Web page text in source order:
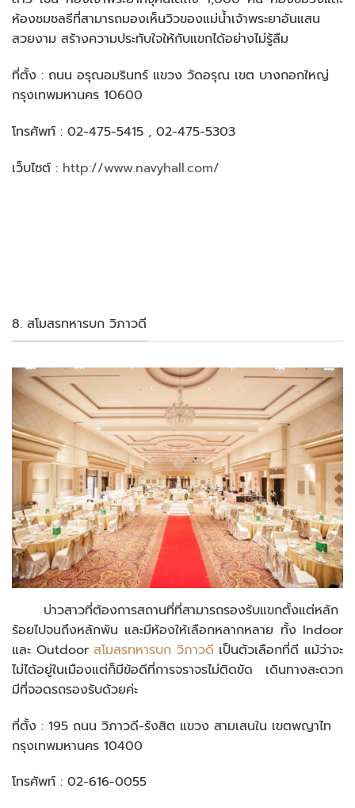
ห้องชมชลธีที่สามารถมองเห็นวิวของแม่น้ำเจ้าพระยาอันแสน
สวยงาม สร้างความประทับใจให้กับแขกได้อย่างไม่รู้ลืม
ที่ตั้ง : ถนน อรุณอมรินทร์ แขวง วัดอรุณ เขต บางกอกใหญ่
กรุงเทพมหานคร 10600
โทรศัพท์ : 02-475-5415 , 02-475-5303
เว็บไซต์ : http://www.navyhall.com/
8. สโมสรทหารบก วิภาวดี
บ่าวสาวที่ต้องการสถานที่ที่สามารถรองรับแขกตั้งแต่หลัก
ร้อยไปจนถึงหลักพัน และมีห้องให้เลือกหลากหลาย ทั้ง Indoor
และ Outdoorสโมสรทหารบก วิภาวดี เป็นตัวเลือกที่ดี แม้ว่าจะ
ไม่ได้อยู่ในเมืองแต่ก็มีข้อดีที่การจราจรไม่ติดขัด เดินทางสะดวก
มีที่จอดรถรองรับด้วยค่ะ
ที่ตั้ง : 195 ถนน วิภาวดี-รังสิต แขวง สามเสนใน เขตพญาไท
กรุงเทพมหานคร 10400
โทรศัพท์ : 02-616-0055